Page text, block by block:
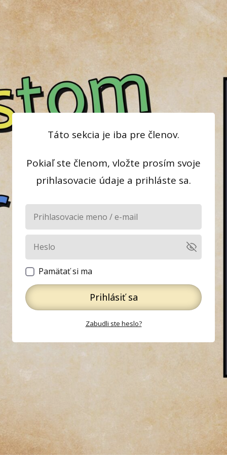
Táto sekcia je iba pre členov.
Pokiaľ ste členom, vložte prosím svoje
prihlasovacie údaje a prihláste sa.
Pamätať si ma
Prihlásiť sa
Zabudli ste heslo?